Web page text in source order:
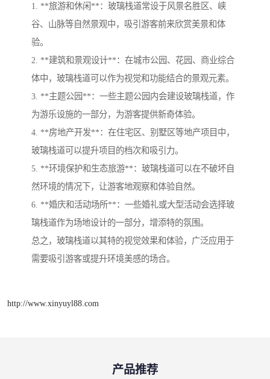
1. **旅游和休闲**：玻璃栈道常设于风景名胜区、峡
谷、山脉等自然景观中，吸引游客前来欣赏美景和体
验。
2. **建筑和景观设计**：在城市公园、花园、商业综合
体中，玻璃栈道可以作为视觉和功能结合的景观元素。
3. **主题公园**：一些主题公园内会建设玻璃栈道，作
为游乐设施的一部分，为游客提供新奇体验。
4. **房地产开发**：在住宅区、别墅区等地产项目中，
玻璃栈道可以提升项目的档次和吸引力。
5. **环境保护和生态旅游**：玻璃栈道可以在不破坏自
然环境的情况下，让游客地观察和体验自然。
6. **婚庆和活动场所**：一些婚礼或大型活动会选择玻
璃栈道作为场地设计的一部分，增添特的氛围。
总之，玻璃栈道以其特的视觉效果和体验，广泛应用于
需要吸引游客或提升环境美感的场合。
http://www.xinyuyl88.com
产品推荐